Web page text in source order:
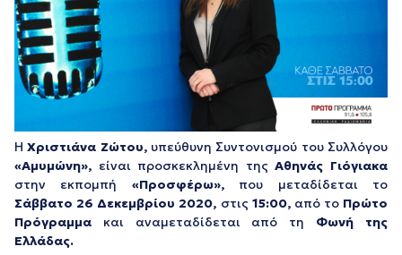
ΗΧριστιάνα Ζώτου,υπεύθυνη Συντονισμού του Συλλόγου
«Αμυμώνη», είναι προσκεκλημένη τηςΑθηνάς Γιόγιακα
στην εκπομπή «Προσφέρω», που μεταδίδεται το
Σάββατο 26 Δεκεμβρίου 2020, στις 15:00,από το Πρώτο
Πρόγραμμα και αναμεταδίδεται από τη Φωνή της
Ελλάδας.